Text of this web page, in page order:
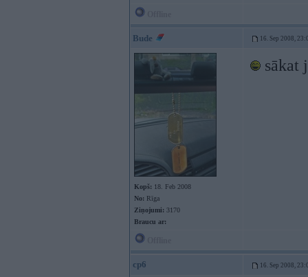
Bude 16. Sep 2008,
Kopš: 18. Feb 2008
No: Rīga
Ziņojumi: 3170
Braucu ar:
sākat
cp6 16. Sep 2008,